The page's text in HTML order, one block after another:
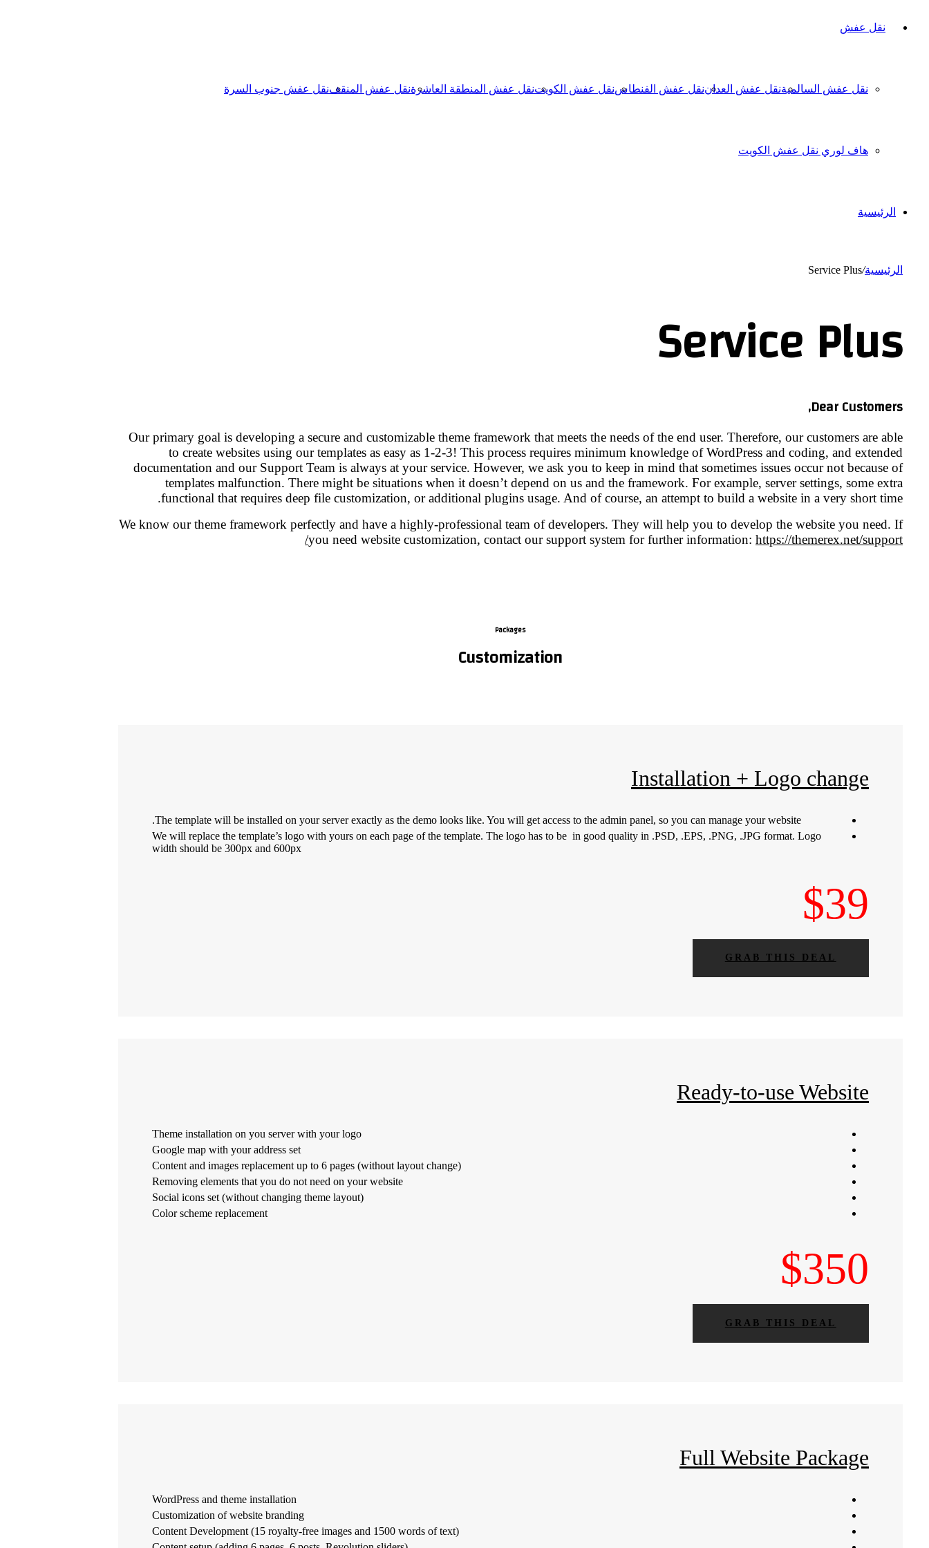
نقل عفش
نقل عفش السالميةنقل عفش العداننقل عفش الفنطاسنقل عفش الكويتنقل عفش المنطقة العاشرةنقل عفش المنقفنقل عفش جنوب السرة
هاف لوري نقل عفش الكويت
الرئيسية
الرئيسية/
Service Plus
Service Plus
Dear Customers,
Our primary goal is developing a secure and customizable theme framework that meets the needs of the end user. Therefore, our customers are able
to create websites using our templates as easy as 1-2-3! This process requires minimum knowledge of WordPress and coding, and extended
documentation and our Support Team is always at your service. However, we ask you to keep in mind that sometimes issues occur not because of
templates malfunction. There might be situations when it doesn’t depend on us and the framework. For example, server settings, some extra
functional that requires deep file customization, or additional plugins usage. And of course, an attempt to build a website in a very short time.
We know our theme framework perfectly and have a highly-professional team of developers. They will help you to develop the website you need. If
you need website customization, contact our support system for further information: https://themerex.net/support/
Packages
Customization
Installation + Logo change
The template will be installed on your server exactly as the demo looks like. You will get access to the admin panel, so you can manage your website.
We will replace the template’s logo with yours on each page of the template. The logo has to be in good quality in .PSD, .EPS, .PNG, .JPG format. Logo
width should be 300px and 600px
$39
GRAB THIS DEAL
Ready-to-use Website
Theme installation on you server with your logo
Google map with your address set
Content and images replacement up to 6 pages (without layout change)
Removing elements that you do not need on your website
Social icons set (without changing theme layout)
Color scheme replacement
$350
GRAB THIS DEAL
Full Website Package
WordPress and theme installation
Customization of website branding
Content Development (15 royalty-free images and 1500 words of text)